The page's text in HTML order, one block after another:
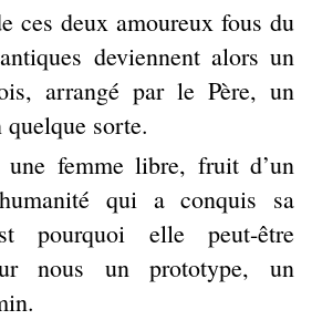
ces deux amoureux fous du
deviennent alors un
arrangé par le Père, un
sorte.
femme libre, fruit d’un
qui a conquis sa
pourquoi elle peut-être
nous un prototype, un